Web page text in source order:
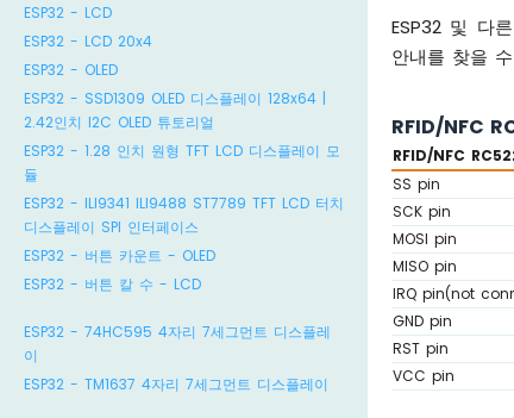
ESP32 - LCD
ESP32 - LCD 20x4
ESP32 - OLED
ESP32 - SSD1309 OLED 디스플레이 128x64 |
2.42인치 I2C OLED 튜토리얼
ESP32 - 1.28 인치 원형 TFT LCD 디스플레이 모
듈
ESP32 - ILI9341 ILI9488 ST7789 TFT LCD 터치
디스플레이 SPI 인터페이스
ESP32 - 버튼 카운트 - OLED
ESP32 - 버튼 칼 수 - LCD
ESP32 - 74HC595 4자리 7세그먼트 디스플레
이
ESP32 - TM1637 4자리 7세그먼트 디스플레이
ESP32 및 다
안내를 찾을
RFID/NFC
RFID/NFC
SS pin
SCK pin
MOSI pin
MISO pin
IRQ pin(not
GND pin
RST pin
VCC pin